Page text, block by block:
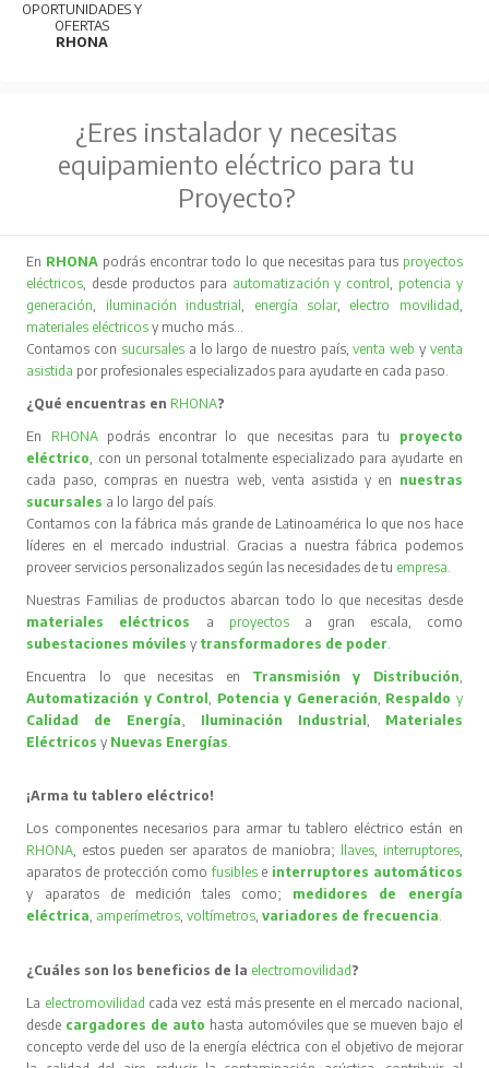
OPORTUNIDADES Y
OFERTAS
RHONA
¿Eres instalador y necesitas
equipamiento eléctrico para tu
Proyecto?
En RHONA podrás encontrar todo lo que necesitas para tus proyectos
eléctricos, desde productos para automatización y control, potencia y
generación, iluminación industrial, energía solar, electro movilidad,
materiales eléctricos y mucho más…
Contamos con sucursales a lo largo de nuestro país,venta web y venta
asistida por profesionales especializados para ayudarte en cada paso.
¿Qué encuentras en RHONA?
En RHONA podrás encontrar lo que necesitas para tu proyecto
eléctrico, con un personal totalmente especializado para ayudarte en
cada paso, compras en nuestra web, venta asistida y en nuestras
sucursales a lo largo del país.
Contamos con la fábrica más grande de Latinoamérica lo que nos hace
líderes en el mercado industrial. Gracias a nuestra fábrica podemos
proveer servicios personalizados según las necesidades de tu empresa.
Nuestras Familias de productos abarcan todo lo que necesitas desde
materiales eléctricos
a proyectos
a gran escala, como
subestaciones móvilesy transformadores de poder.
Encuentra lo que necesitas en Transmisión y Distribución,
Automatización y Control, Potencia y Generación, Respaldo y
Calidad de Energía, Iluminación Industrial , Materiales
Eléctricos y Nuevas Energías.
¡Arma tu tablero eléctrico!
Los componentes necesarios para armar tu tablero eléctrico están en
RHONA , estos pueden ser aparatos de maniobra; llaves, interruptores,
aparatos de protección comofusibles e interruptores automáticos
y aparatos de medición tales como; medidores de energía
eléctrica amperímetros ,voltímetros ,variadores de frecuencia
¿Cuáles son los beneficios de la electromovilidad ?
La electromovilidad cada vez está más presente en el mercado nacional,
desde cargadores de auto hasta automóviles que se mueven bajo el
concepto verde del uso de la energía eléctrica con el objetivo de mejorar